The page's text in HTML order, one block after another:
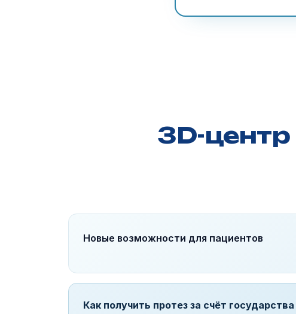
3D-
Новые возможности для пациентов
Как получить протез за счёт государства